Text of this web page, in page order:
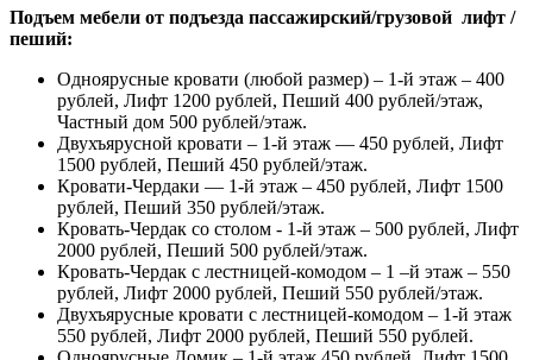
Подъем мебели от подъезда пассажирский/грузовой лифт /
пеший:
Одноярусные кровати (любой размер) – 1-й этаж – 400
рублей, Лифт 1200 рублей, Пеший 400 рублей/этаж,
Частный дом 500 рублей/этаж.
Двухъярусной кровати – 1-й этаж — 450 рублей, Лифт
1500 рублей, Пеший 450 рублей/этаж.
Кровати-Чердаки — 1-й этаж – 450 рублей, Лифт 1500
рублей, Пеший 350 рублей/этаж.
Кровать-Чердак со столом - 1-й этаж – 500 рублей, Лифт
2000 рублей, Пеший 500 рублей/этаж.
Кровать-Чердак с лестницей-комодом – 1 –й этаж – 550
рублей, Лифт 2000 рублей, Пеший 550 рублей/этаж.
Двухъярусные кровати с лестницей-комодом – 1-й этаж
550 рублей, Лифт 2000 рублей, Пеший 550 рублей.